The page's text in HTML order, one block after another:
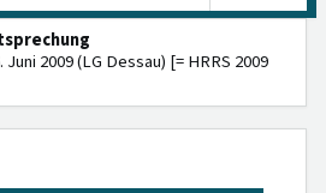
Juni 2009 (LG Dessau) [= HRRS 2009